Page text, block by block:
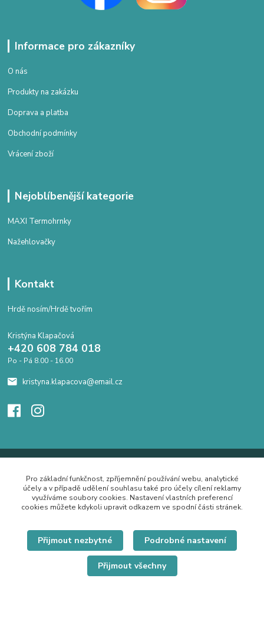
Informace pro zákazníky
O nás
Produkty na zakázku
Doprava a platba
Obchodní podmínky
Vrácení zboží
Nejoblíbenější kategorie
MAXI Termohrnky
Nažehlovačky
Kontakt
Hrdě nosím/Hrdě tvořím
Kristýna Klapačová
+420 608 784 018
Po - Pá 8.00 - 16.00
kristyna.klapacova@email.cz
Pro základní funkčnost, zpříjemnění používání webu, analytické
účely a v případě udělení souhlasu také pro účely cílení reklamy
využíváme soubory cookies. Nastavení vlastních preferencí
cookies můžete kdykoli upravit odkazem ve spodní části stránek.
Přijmout nezbytné Podrobné nastavení
Přijmout všechny